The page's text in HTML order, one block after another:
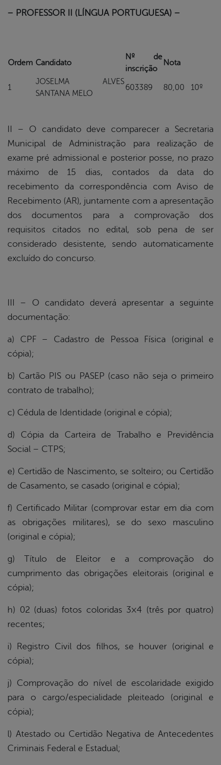
– PROFESSOR II (LÍNGUA PORTUGUESA) –
Ordem Candidato
Nº de
inscrição
Nota
1
JOSELMA ALVES
SANTANA MELO
603389 80,00 10º
II – O candidato deve comparecer a Secretaria
Municipal de Administração para realização de
exame pré admissional e posterior posse, no prazo
máximo de 15 dias, contados da data do
recebimento da correspondência com Aviso de
Recebimento (AR), juntamente com a apresentação
dos documentos para a comprovação dos
requisitos citados no edital, sob pena de ser
considerado desistente, sendo automaticamente
excluído do concurso.
III – O candidato deverá apresentar a seguinte
documentação:
a) CPF – Cadastro de Pessoa Física (original e
cópia);
b) Cartão PIS ou PASEP (caso não seja o primeiro
contrato de trabalho);
c) Cédula de Identidade (original e cópia);
d) Cópia da Carteira de Trabalho e Previdência
Social – CTPS;
e) Certidão de Nascimento, se solteiro; ou Certidão
de Casamento, se casado (original e cópia);
f) Certificado Militar (comprovar estar em dia com
as obrigações militares), se do sexo masculino
(original e cópia);
g) Título de Eleitor e a comprovação do
cumprimento das obrigações eleitorais (original e
cópia);
h) 02 (duas) fotos coloridas 3×4 (três por quatro)
recentes;
i) Registro Civil dos filhos, se houver (original e
cópia);
j) Comprovação do nível de escolaridade exigido
para o cargo/especialidade pleiteado (original e
cópia);
l) Atestado ou Certidão Negativa de Antecedentes
Criminais Federal e Estadual;